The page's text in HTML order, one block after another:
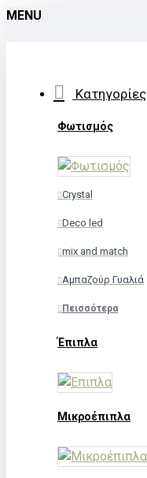
MENU
Κατηγορίες
Φωτισμός
Crystal
Deco led
mix and match
Αμπαζούρ Γυαλιά
Πεισσότερα
Έπιπλα
Μικροέπιπλα